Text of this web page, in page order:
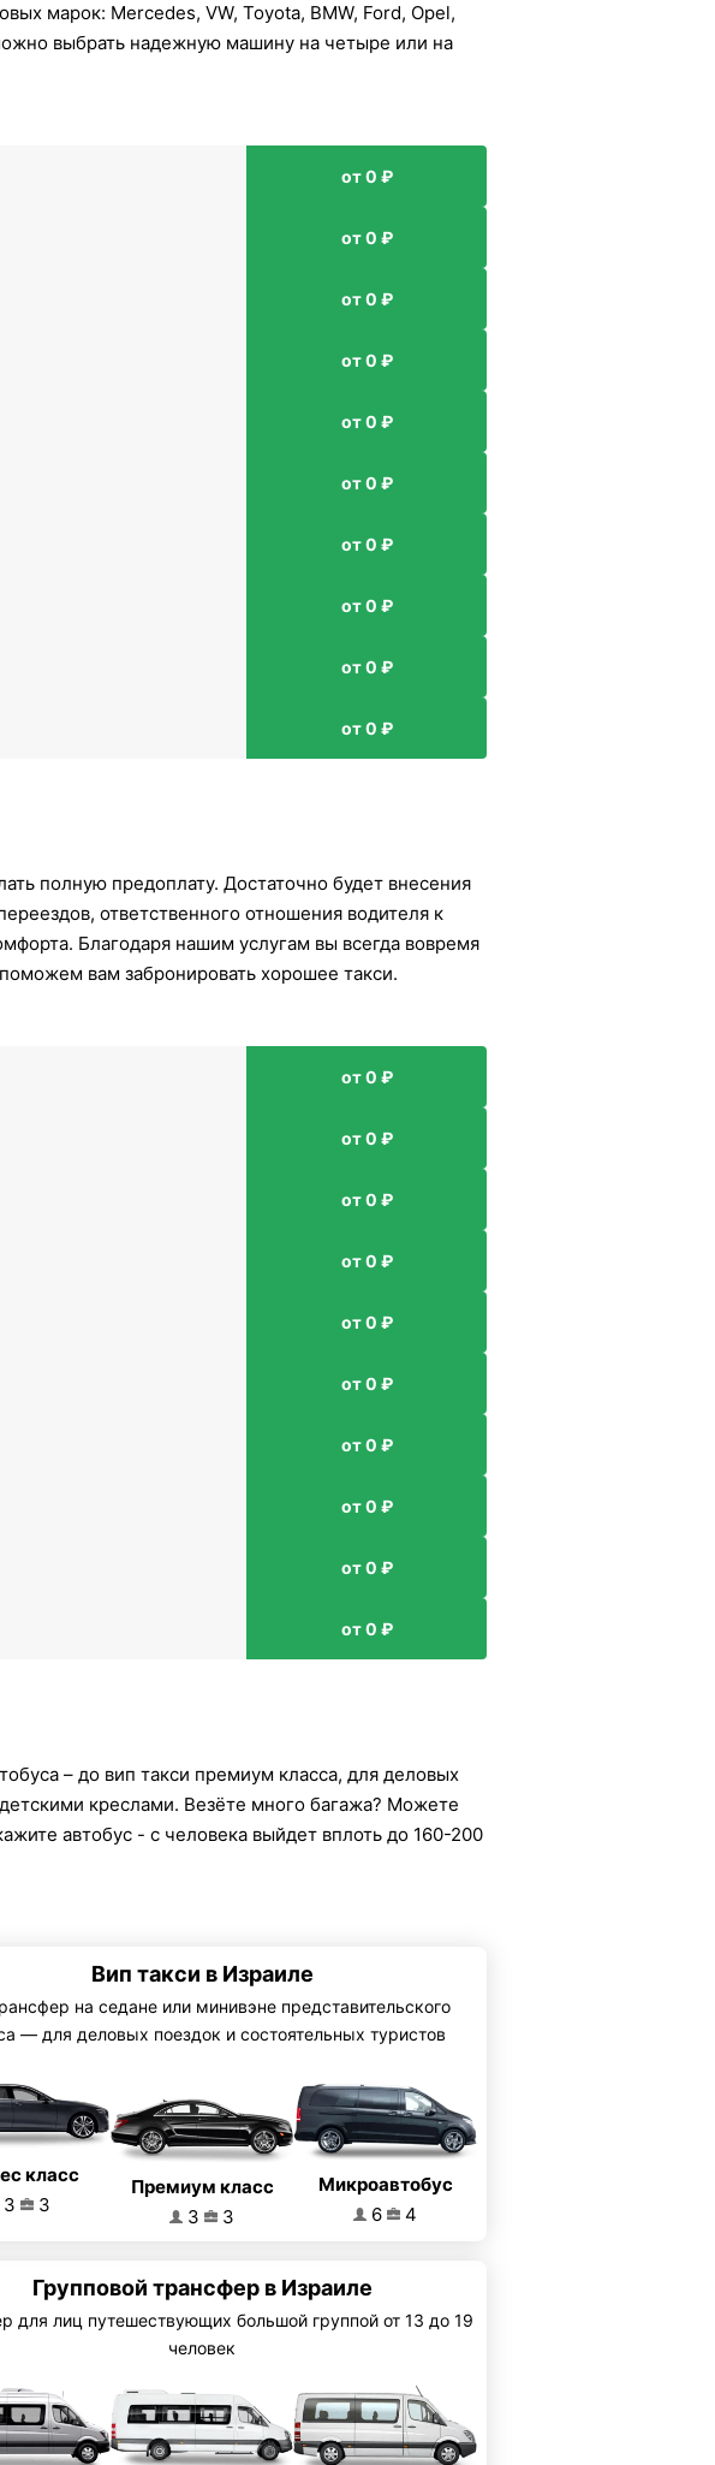
марок: Mercedes, VW, Toyota, BMW, Ford, Opel,
выбрать надежную машину на четыре или на
от 0 ₽
от 0 ₽
от 0 ₽
от 0 ₽
от 0 ₽
от 0 ₽
от 0 ₽
от 0 ₽
от 0 ₽
от 0 ₽
полную предоплату. Достаточно будет внесения
ответственного отношения водителя к
Благодаря нашим услугам вы всегда вовремя
вам забронировать хорошее такси.
от 0 ₽
от 0 ₽
от 0 ₽
от 0 ₽
от 0 ₽
от 0 ₽
от 0 ₽
от 0 ₽
от 0 ₽
от 0 ₽
– до вип такси премиум класса, для деловых
креслами. Везёте много багажа? Можете
автобус - с человека выйдет вплоть до 160-200
Вип такси в Израиле
на седане или минивэне представительского
— для деловых поездок и состоятельных туристов
класс
3
3
Премиум класс
3
3
Микроавтобус
6
4
Групповой трансфер в Израиле
для лиц путешествующих большой группой от 13 до 19
человек